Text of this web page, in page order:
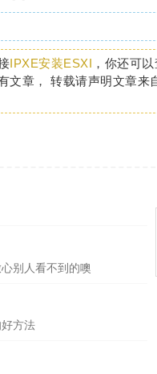
IPXE安装ESXI ，你还可
文章， 转载请声明文章来